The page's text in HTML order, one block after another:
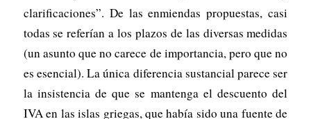
clarificaciones”. De las enmiendas propuestas, casi
todas se referían a los plazos de las diversas medidas
(un asunto que no carece de importancia, pero que no
es esencial). La única diferencia sustancial parece ser
la insistencia de que se mantenga el descuento del
IVA en las islas griegas, que había sido una fuente de